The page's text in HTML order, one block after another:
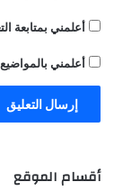
أعلمني بمتابعة
أعلمني
أقسام الموقع